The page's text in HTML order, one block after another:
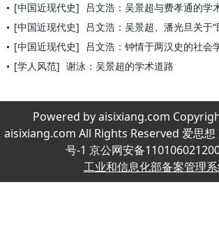
[中国近现代史]
吕文浩：吴景超与费孝通的学
[中国近现代史]
吕文浩：吴景超、潘光旦关于“民族自
[中国近现代史]
吕文浩：钟情于两汉史的社会
[学人风范] 谢泳：吴景超的学术道路
Powered by aisixiang.com
aisixiang.com All Rights Reserved 爱思想
号-1 京公网安备
工业和信息化部备案管理